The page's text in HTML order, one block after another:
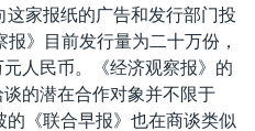
家报纸的广告和发行部门投
》目前发行量为二十万份，
人民币。《经济观察报》的
的潜在合作对象并不限于
《联合早报》也在商谈类似